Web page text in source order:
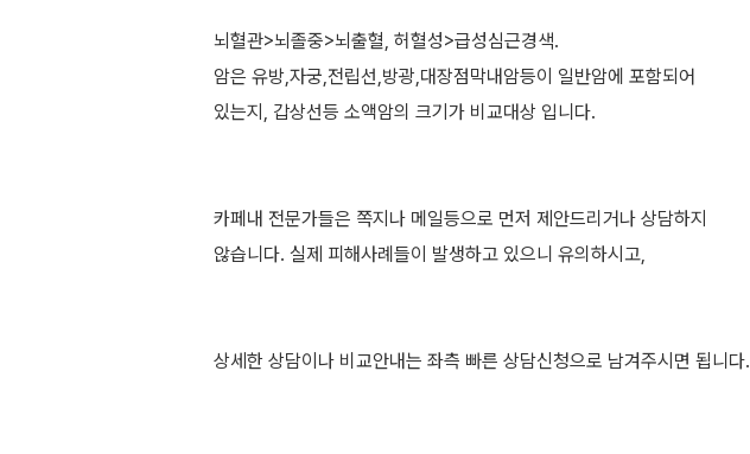
뇌혈관>뇌졸중>뇌출혈, 허혈성>급성심근경색.
암은 유방,자궁,전립선,방광,대장점막내암등이 일반암에 포함되어
있는지, 갑상선등 소액암의 크기가 비교대상 입니다.
카페내 전문가들은 쪽지나 메일등으로 먼저 제안드리거나 상담하지
않습니다. 실제 피해사례들이 발생하고 있으니 유의하시고,
상세한 상담이나 비교안내는 좌측 빠른 상담신청으로 남겨주시면 됩니다.